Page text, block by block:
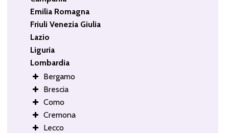
Emilia Romagna
Friuli Venezia Giulia
Lazio
Liguria
Lombardia
Bergamo
Brescia
Como
Cremona
Lecco